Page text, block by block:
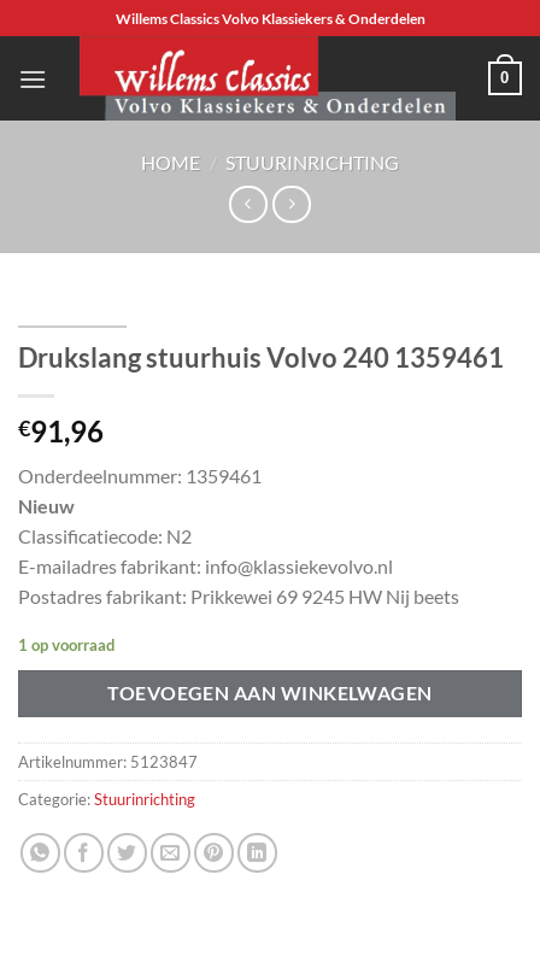
naar
inhoud
Willems Classics Volvo Klassiekers & Onderdelen
0
HOME / STUURINRICHTING
Drukslang stuurhuis Volvo 240 1359461
€91,96
Onderdeelnummer: 1359461
Nieuw
Classificatiecode: N2
E-mailadres fabrikant: info@klassiekevolvo.nl
Postadres fabrikant: Prikkewei 69 9245 HW Nij beets
1 op voorraad
TOEVOEGEN AAN WINKELWAGEN
Artikelnummer: 5123847
Categorie:Stuurinrichting